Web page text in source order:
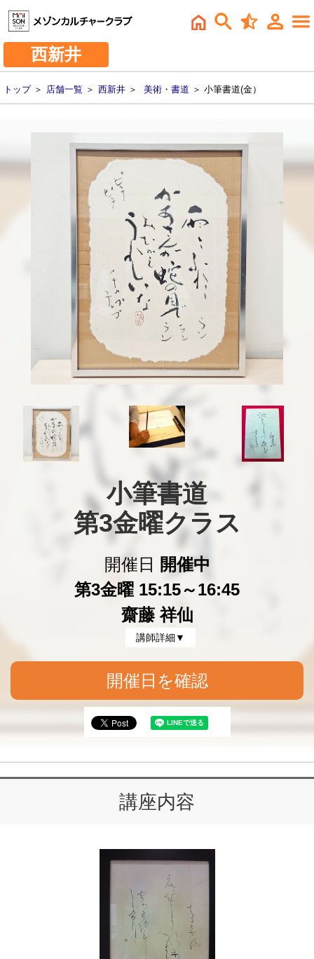
西新井
トップ＞ 店舗一覧 ＞ 西新井 ＞ 美術・書道 ＞ 小筆書道(金）
小筆書道
第3金曜クラス
開催日
開催中
第3金曜 15:15～16:45
齋藤 祥仙
講師詳細▼
開催日を確認
講座内容